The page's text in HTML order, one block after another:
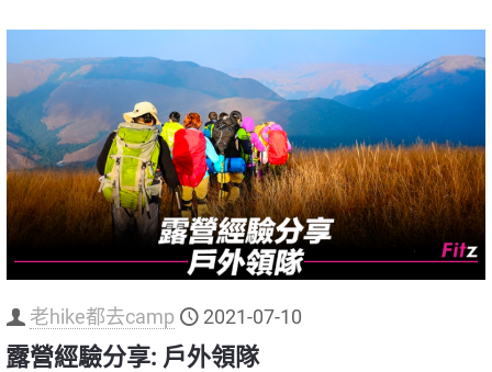
老hike都去camp 2021-07-10
露營經驗分享: 戶外領隊